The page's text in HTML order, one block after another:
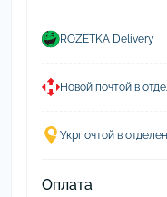
ROZETKA Delivery
Новой почтой в
Укрпочтой в
Оплата